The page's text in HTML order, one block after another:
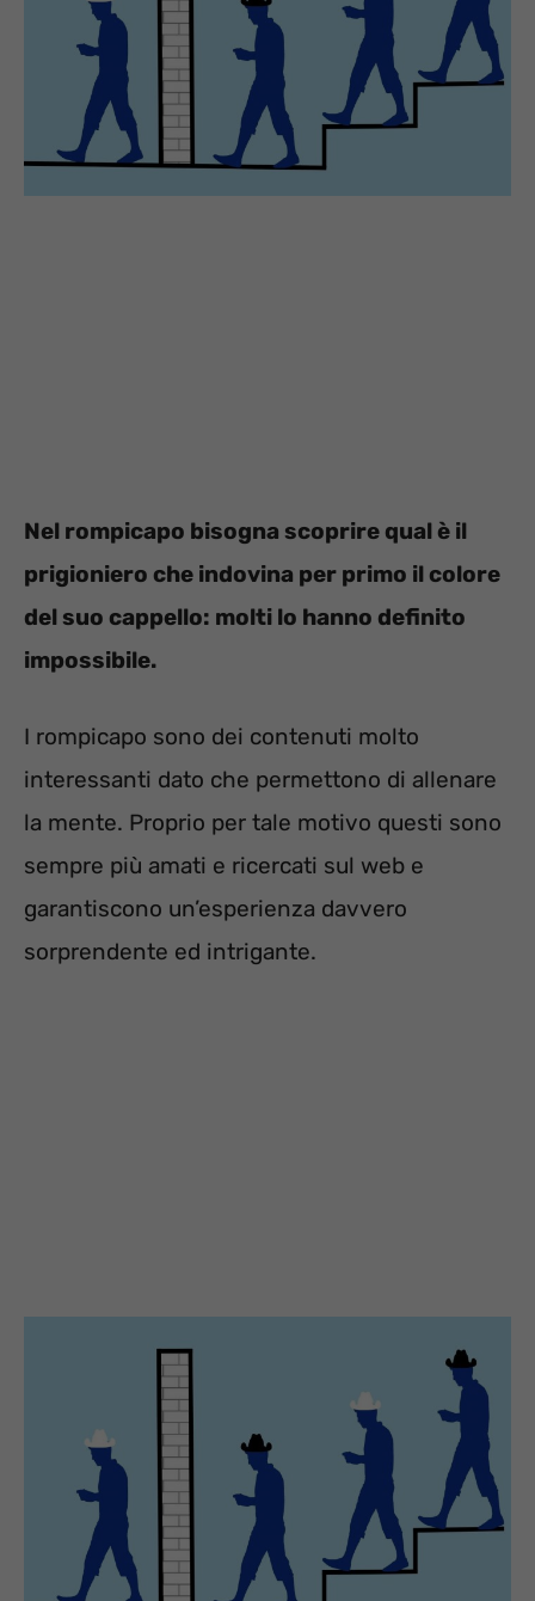
Nel rompicapo bisogna scoprire qual è il
prigioniero che indovina per primo il colore
del suo cappello: molti lo hanno definito
impossibile.
I rompicapo sono dei contenuti molto
interessanti dato che permettono di allenare
la mente. Proprio per tale motivo questi sono
sempre più amati e ricercati sul web e
garantiscono un’esperienza davvero
sorprendente ed intrigante.